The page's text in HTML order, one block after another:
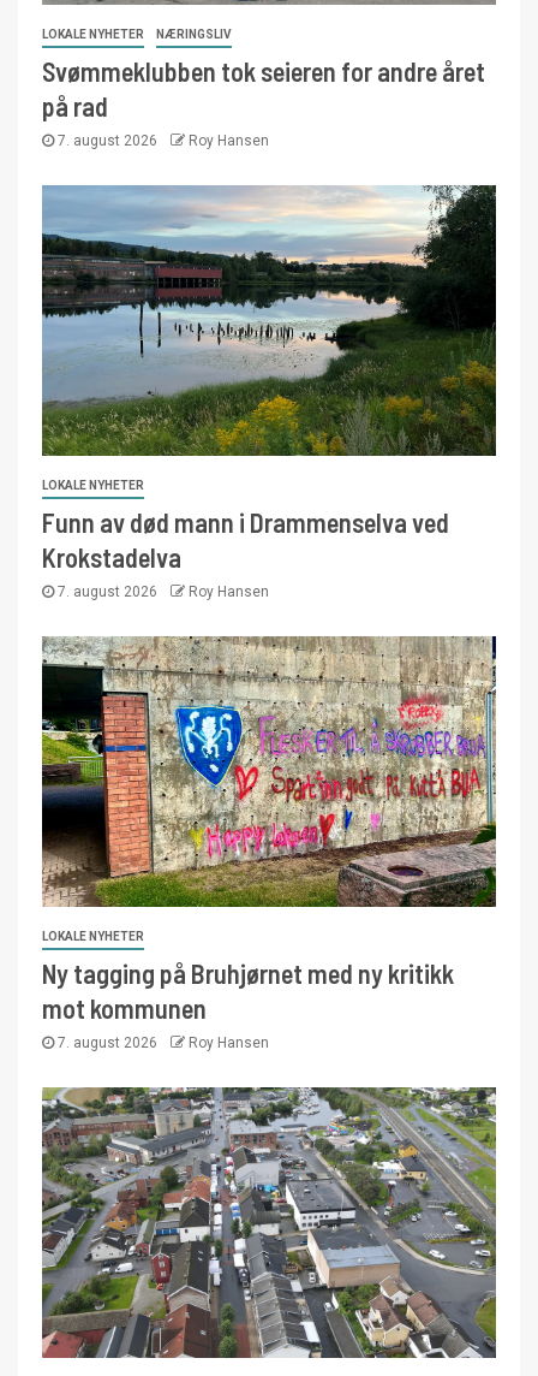
LOKALE NYHETER NÆRINGSLIV
Svømmeklubben tok seieren for andre året
på rad
7. august 2026 Roy Hansen
LOKALE NYHETER
Funn av død mann i Drammenselva ved
Krokstadelva
7. august 2026 Roy Hansen
LOKALE NYHETER
Ny tagging på Bruhjørnet med ny kritikk
mot kommunen
7. august 2026 Roy Hansen